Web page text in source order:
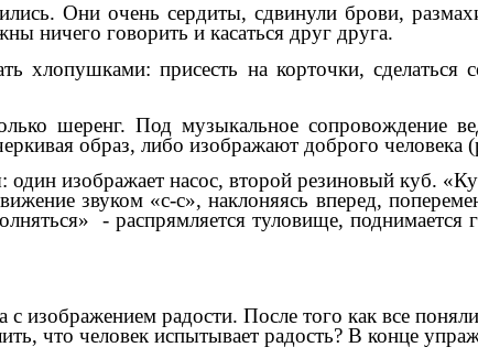
Они очень сердиты, сдвинули брови,
ничего говорить и касаться друг друга.
хлопушками: присесть на корточки,
шеренг. Под музыкальное сопровождение
образ, либо изображают доброго
один изображает насос, второй резиновый куб.
звуком «с-с», наклоняясь вперед,
- распрямляется туловище, поднимается
с изображением радости. После того как все
что человек испытывает радость? В конце